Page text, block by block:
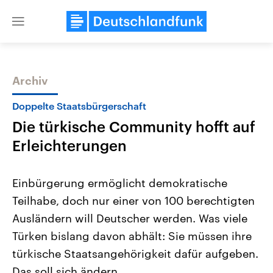
Close
Themen
Landtagswahl Sachsen-Anhalt
2026
Alle Informationen
Sachsen-Anhalt wählt am 6.
September 2026 einen neuen
Landtag. Seit 2021 wird das
Bundesland von einer Koalition aus
USA
Aktuelle Beiträge,
Hintergründe
Wirtschaftlich und
gehören die Vereinigten
den mächtigsten Ländern
Archiv
Doppelte Staatsbürgerschaft
Die türkische Community hofft auf
Erleichterungen
Einbürgerung ermöglicht demokratische
Teilhabe, doch nur einer von 100 berechtigten
Ausländern will Deutscher werden. Was viele
Türken bislang davon abhält: Sie müssen ihre
türkische Staatsangehörigkeit dafür aufgeben.